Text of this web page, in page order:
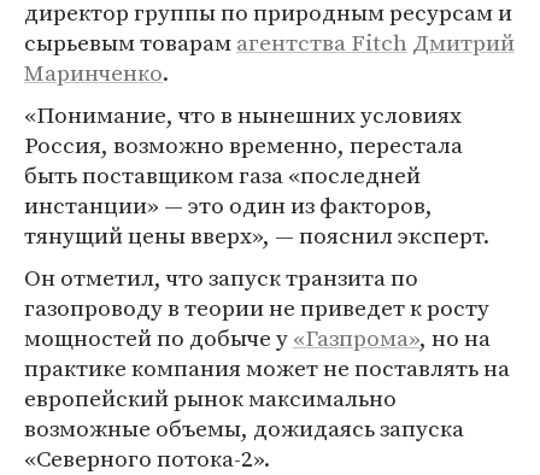
директор группы по природным ресурсам и
сырьевым товарамагентства Fitch Дмитрий
Маринченко.
«Понимание, что в нынешних условиях
Россия, возможно временно, перестала
быть поставщиком газа «последней
инстанции» — это один из факторов,
тянущий цены вверх», — пояснил эксперт.
Он отметил, что запуск транзита по
газопроводу в теории не приведет к росту
мощностей по добыче у«Газпрома», но на
практике компания может не поставлять на
европейский рынок максимально
возможные объемы, дожидаясь запуска
«Северного потока-2».